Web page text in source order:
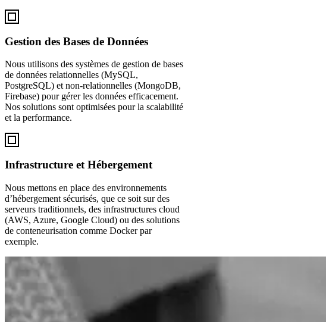
Gestion des Bases de Données
Nous utilisons des systèmes de gestion de bases
de données relationnelles (MySQL,
PostgreSQL) et non-relationnelles (MongoDB,
Firebase) pour gérer les données efficacement.
Nos solutions sont optimisées pour la scalabilité
et la performance.
Infrastructure et Hébergement
Nous mettons en place des environnements
d’hébergement sécurisés, que ce soit sur des
serveurs traditionnels, des infrastructures cloud
(AWS, Azure, Google Cloud) ou des solutions
de conteneurisation comme Docker par
exemple.